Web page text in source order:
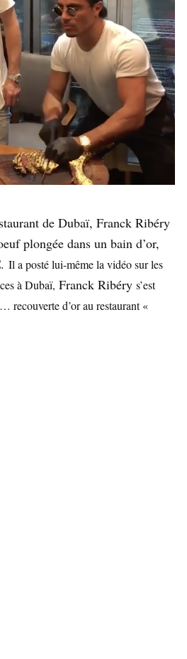
de Dubaï, Franck Ribéry
plongée dans un bain d’or,
Il a posté lui-même la vidéo sur les
à Dubaï, Franck Ribéry s’est
recouverte d’or au restaurant «